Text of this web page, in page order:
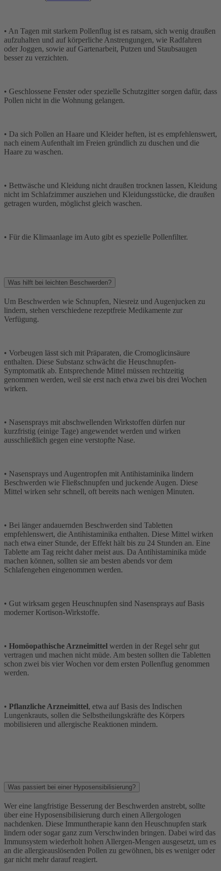
• An Tagen mit starkem Pollenflug ist es ratsam, sich wenig draußen
aufzuhalten und auf körperliche Anstrengungen, wie Radfahren
oder Joggen, sowie auf Gartenarbeit, Putzen und Staubsaugen
besser zu verzichten.
• Geschlossene Fenster oder spezielle Schutzgitter sorgen dafür, dass
Pollen nicht in die Wohnung gelangen.
• Da sich Pollen an Haare und Kleider heften, ist es empfehlenswert,
nach einem Aufenthalt im Freien gründlich zu duschen und die
Haare zu waschen.
• Bettwäsche und Kleidung nicht draußen trocknen lassen, Kleidung
nicht im Schlafzimmer ausziehen und Kleidungsstücke, die draußen
getragen wurden, möglichst gleich waschen.
• Für die Klimaanlage im Auto gibt es spezielle Pollenfilter.
Was hilft bei leichten Beschwerden?
Um Beschwerden wie Schnupfen, Niesreiz und Augenjucken zu
lindern, stehen verschiedene rezeptfreie Medikamente zur
Verfügung.
• Vorbeugen lässt sich mit Präparaten, die Cromoglicinsäure
enthalten. Diese Substanz schwächt die Heuschnupfen-
Symptomatik ab. Entsprechende Mittel müssen rechtzeitig
genommen werden, weil sie erst nach etwa zwei bis drei Wochen
wirken.
• Nasensprays mit abschwellenden Wirkstoffen dürfen nur
kurzfristig (einige Tage) angewendet werden und wirken
ausschließlich gegen eine verstopfte Nase.
• Nasensprays und Augentropfen mit Antihistaminika lindern
Beschwerden wie Fließschnupfen und juckende Augen. Diese
Mittel wirken sehr schnell, oft bereits nach wenigen Minuten.
• Bei länger andauernden Beschwerden sind Tabletten
empfehlenswert, die Antihistaminika enthalten. Diese Mittel wirken
nach etwa einer Stunde, der Effekt hält bis zu 24 Stunden an. Eine
Tablette am Tag reicht daher meist aus. Da Antihistaminika müde
machen können, sollten sie am besten abends vor dem
Schlafengehen eingenommen werden.
• Gut wirksam gegen Heuschnupfen sind Nasensprays auf Basis
moderner Kortison-Wirkstoffe.
• Homöopathische Arzneimittel werden in der Regel sehr gut
vertragen und machen nicht müde. Am besten sollten die Tabletten
schon zwei bis vier Wochen vor dem ersten Pollenflug genommen
werden.
• Pflanzliche Arzneimittel, etwa auf Basis des Indischen
Lungenkrauts, sollen die Selbstheilungskräfte des Körpers
mobilisieren und allergische Reaktionen mindern.
Was passiert bei einer Hyposensibilisierung?
Wer eine langfristige Besserung der Beschwerden anstrebt, sollte
über eine Hyposensibilisierung durch einen Allergologen
nachdenken. Diese Immuntherapie kann den Heuschnupfen stark
lindern oder sogar ganz zum Verschwinden bringen. Dabei wird das
Immunsystem wiederholt hohen Allergen-Mengen ausgesetzt, um es
an die allergieauslösenden Pollen zu gewöhnen, bis es weniger oder
gar nicht mehr darauf reagiert.